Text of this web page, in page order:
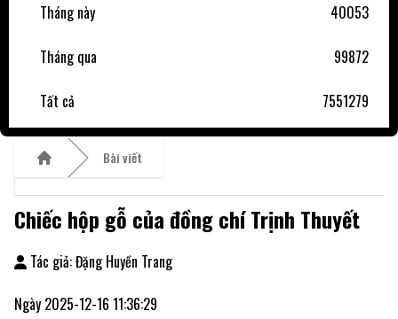
Tháng này 40053
Tháng qua 99872
Tất cả 7551279
Bài viết
Chiếc hộp gỗ của đồng chí Trịnh Thuyết
Tác giả: Đặng Huyền Trang
Ngày 2025-12-16 11:36:29